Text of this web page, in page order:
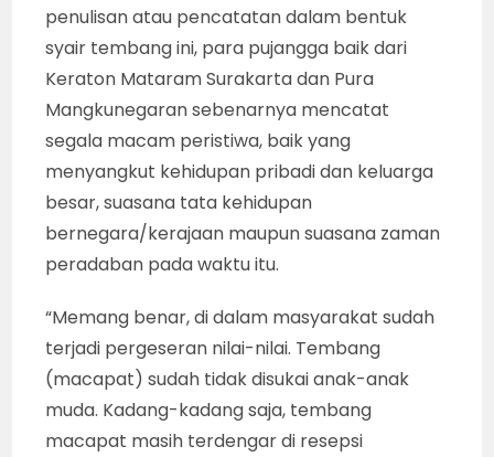
penulisan atau pencatatan dalam bentuk
syair tembang ini, para pujangga baik dari
Keraton Mataram Surakarta dan Pura
Mangkunegaran sebenarnya mencatat
segala macam peristiwa, baik yang
menyangkut kehidupan pribadi dan keluarga
besar, suasana tata kehidupan
bernegara/kerajaan maupun suasana zaman
peradaban pada waktu itu.
“Memang benar, di dalam masyarakat sudah
terjadi pergeseran nilai-nilai. Tembang
(macapat) sudah tidak disukai anak-anak
muda. Kadang-kadang saja, tembang
macapat masih terdengar di resepsi